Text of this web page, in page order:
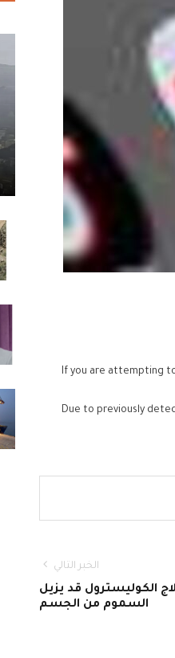
If you are attempting
Due to previously
الخبر التالي
الكوليسترول قد يزيل
السموم من الجسم